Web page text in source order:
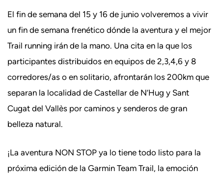
El fin de semana del 15 y 16 de junio volveremos a vivir
un fin de semana frenético dónde la aventura y el mejor
Trail running irán de la mano. Una cita en la que los
participantes distribuidos en equipos de 2,3,4,6 y 8
corredores/as o en solitario, afrontarán los 200km que
separan la localidad de Castellar de N’Hug y Sant
Cugat del Vallès por caminos y senderos de gran
belleza natural.
¡La aventura NON STOP ya lo tiene todo listo para la
próxima edición de la Garmin Team Trail, la emoción